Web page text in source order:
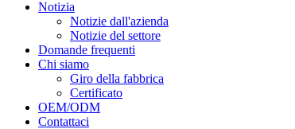
Notizia
Notizie dall'azienda
Notizie del settore
Domande frequenti
Chi siamo
Giro della fabbrica
Certificato
OEM/ODM
Contattaci